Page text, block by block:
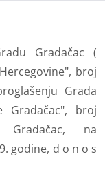
Gradačac (
broj
Grada
Gradačac", broj
na
godine, d o n o s